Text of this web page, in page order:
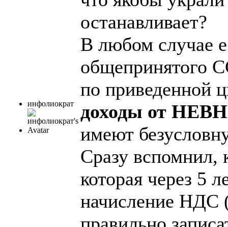
инфолиократ
останавливает?
В любом случае
общепринятого
по приведенной
доходы от
имеют
Сразу вспомнил,
которая через
начисление НДС